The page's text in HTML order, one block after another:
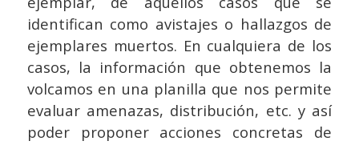
identifican como avistajes o hallazgos de
ejemplares muertos. En cualquiera de los
casos, la información que obtenemos la
volcamos en una planilla que nos permite
evaluar amenazas, distribución, etc. y así
poder proponer acciones concretas de